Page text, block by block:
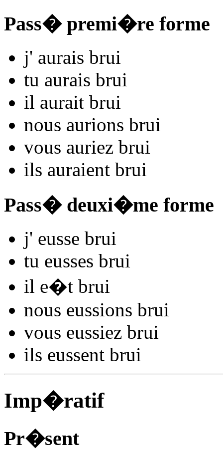
Pass� premi�re forme
j' aurais brui
tu aurais brui
il aurait brui
nous aurions brui
vous auriez brui
ils auraient brui
Pass� deuxi�me forme
j' eusse brui
tu eusses brui
il e�t brui
nous eussions brui
vous eussiez brui
ils eussent brui
Imp�ratif
Pr�sent